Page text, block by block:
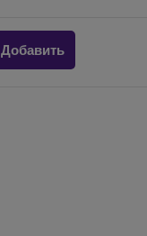
Добавить